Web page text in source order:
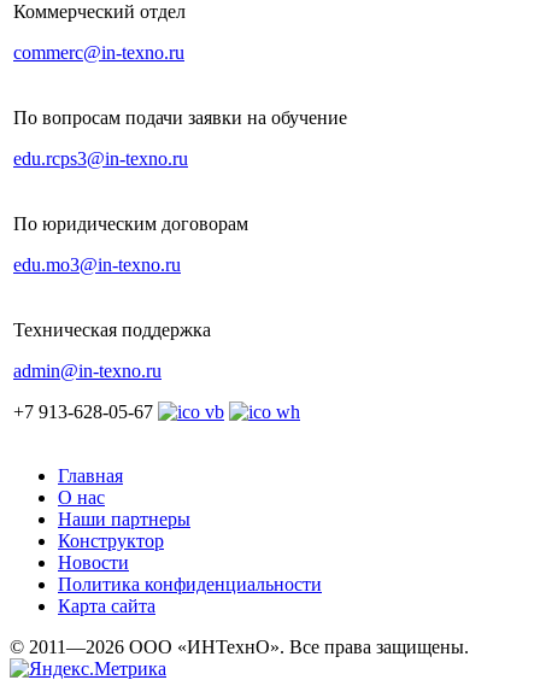
Коммерческий отдел
commerc@in-texno.ru
По вопросам подачи заявки на обучение
edu.rcps3@in-texno.ru
По юридическим договорам
edu.mo3@in-texno.ru
Техническая поддержка
admin@in-texno.ru
+7 913-628-05-67
Главная
О нас
Наши партнеры
Конструктор
Новости
Политика конфиденциальности
Карта сайта
© 2011—2026 ООО «ИНТехнО». Все права защищены.